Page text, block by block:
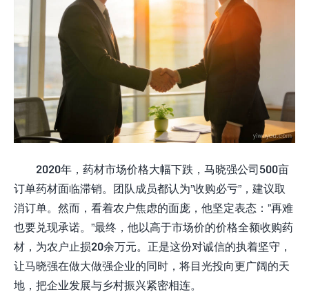
2020年，药材市场价格大幅下跌，马晓强公司500亩
订单药材面临滞销。团队成员都认为”收购必亏”，建议取
消订单。然而，看着农户焦虑的面庞，他坚定表态：”再难
也要兑现承诺。”最终，他以高于市场价的价格全额收购药
材，为农户止损20余万元。正是这份对诚信的执着坚守，
让马晓强在做大做强企业的同时，将目光投向更广阔的天
地，把企业发展与乡村振兴紧密相连。